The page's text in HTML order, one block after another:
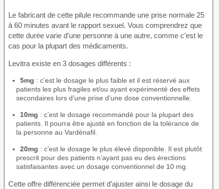
Le fabricant de cette pilule recommande une prise normale 25
à 60 minutes avant le rapport sexuel. Vous comprendrez que
cette durée varie d’une personne à une autre, comme c’est le
cas pour la plupart des médicaments.
Levitra existe en 3 dosages différents :
5mg : c’est le dosage le plus faible et il est réservé aux
patients les plus fragiles et/ou ayant expérimenté des effets
secondaires lors d’une prise d’une dose conventionnelle.
10mg : c’est le dosage recommandé pour la plupart des
patients. Il pourra être ajusté en fonction de la tolérance de
la personne au Vardénafil.
20mg : c’est le dosage le plus élevé disponible. Il est plutôt
prescrit pour des patients n’ayant pas eu des érections
satisfaisantes avec un dosage conventionnel de 10 mg.
Cette offre différenciée permet d’ajuster ainsi le dosage du